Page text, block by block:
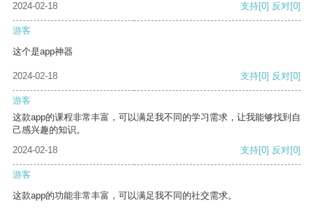
2024-02-18 支持[0] 反对[0]
游客
这个是app神器
2024-02-18 支持[0] 反对[0]
游客
这款app的课程非常丰富，可以满足我不同的学习需求，让我能够找到自
己感兴趣的知识。
2024-02-18
支持[0] 反对[0]
游客
这款app的功能非常丰富，可以满足我不同的社交需求。